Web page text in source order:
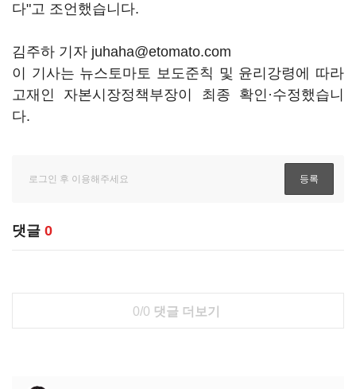
다"고 조언했습니다.
김주하 기자 juhaha@etomato.com
이 기사는 뉴스토마토 보도준칙 및 윤리강령에 따라
고재인 자본시장정책부장이 최종 확인·수정했습니
다.
댓글 0
0/0 댓글 더보기